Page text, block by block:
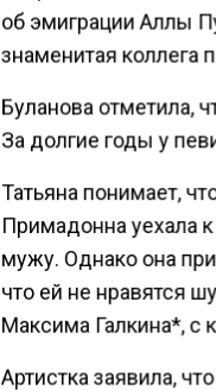
об эмиграции Аллы
знаменитая коллега
Буланова отметила,
За долгие годы у
Татьяна понимает,
Примадонна уехала
мужу. Однако она
что ей не нравятся
Максима Галкина*, с
Артистка заявила,